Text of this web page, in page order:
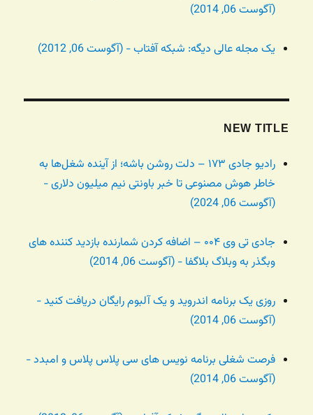
(آگوست 06, 2014)
یک مجله عالی دیگه: شبکه آفتاب - (آگوست 06, 2012)
NEW TITLE
رادیو جادی ۱۷۳ – دلت روشن باشه؛ از آینده شغل‌ها به
خاطر هوش مصنوعی تا خبر باونتی نیم میلیون دلاری -
(آگوست 06, 2024)
جادی تی وی ۰۰۴ – اضافه کردن شمارنده بازدید کننده های
وبگذر به وبلاگ بلاگفا - (آگوست 06, 2014)
روزی یک برنامه اندروید و یک آلبوم رایگان دریافت کنید -
(آگوست 06, 2014)
فرصت شغلی برنامه نویس های سی پلاس پلاس و امبدد -
(آگوست 06, 2014)